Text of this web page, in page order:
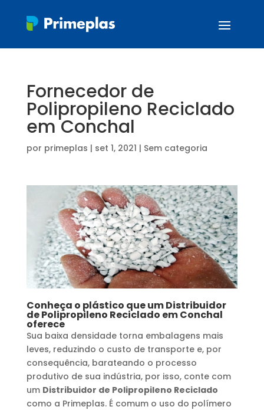
Fornecedor de
Polipropileno Reciclado
em Conchal
por primeplas | set 1, 2021 | Sem categoria
Conheça o plástico que umDistribuidor
de Polipropileno Reciclado emConchal
oferece
Sua baixa densidade torna embalagens mais
leves, reduzindo o custo de transporte e, por
consequência, barateando o processo
produtivo de sua indústria, por isso, conte com
um Distribuidor de Polipropileno Reciclado
como a Primeplas. É comum o uso do polímero